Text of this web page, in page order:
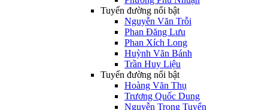
Tuyến đường nổi bật
Nguyễn Văn Trỗi
Phan Đăng Lưu
Phan Xích Long
Huỳnh Văn Bánh
Trần Huy Liệu
Tuyến đường nổi bật
Hoàng Văn Thụ
Trương Quốc Dung
Nguyễn Trọng Tuyển